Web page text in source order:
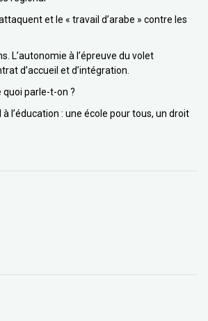
et le « travail d’arabe » contre les
L’autonomie à l’épreuve du volet
d’accueil et d’intégration.
quoi parle-t-on ?
l’éducation : une école pour tous, un droit